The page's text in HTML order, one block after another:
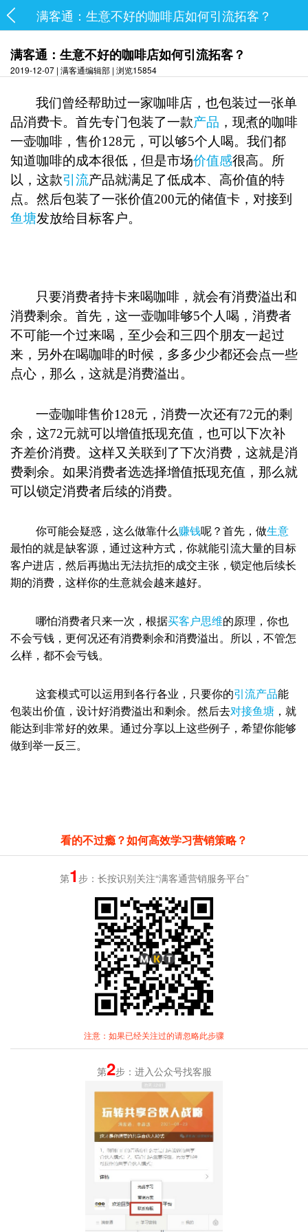
满客通：生意不好的咖啡店如何引流拓客？
满客通：生意不好的咖啡店如何引流拓客？
2019-12-07 | 满客通编辑部 | 浏览15854
我们曾经帮助过一家咖啡店，也包装过一张单
品消费卡。首先专门包装了一款产品 ，现煮的咖啡
一壶咖啡，售价128元，可以够5个人喝。我们都
知道咖啡的成本很低，但是市场价值感很高。所
以，这款引流产品就满足了低成本、高价值的特
点。然后包装了一张价值200元的储值卡，对接到
鱼塘发放给目标客户。
只要消费者持卡来喝咖啡，就会有消费溢出和
消费剩余。首先，这一壶咖啡够5个人喝，消费者
不可能一个过来喝，至少会和三四个朋友一起过
来，另外在喝咖啡的时候，多多少少都还会点一些
点心，那么，这就是消费溢出。
一壶咖啡售价128元，消费一次还有72元的剩
余，这72元就可以增值抵现充值，也可以下次补
齐差价消费。这样又关联到了下次消费，这就是消
费剩余。如果消费者选选择增值抵现充值，那么就
可以锁定消费者后续的消费。
你可能会疑惑，这么做靠什么赚钱呢？首先，做生意
最怕的就是缺客源，通过这种方式，你就能引流大量的目标
客户进店，然后再抛出无法抗拒的成交主张，锁定他后续长
期的消费，这样你的生意就会越来越好。
哪怕消费者只来一次，根据买客户思维的原理，你也
不会亏钱，更何况还有消费剩余和消费溢出。所以，不管怎
么样，都不会亏钱。
这套模式可以运用到各行各业，只要你的引流产品能
包装出价值，设计好消费溢出和剩余。然后去对接鱼塘 ，就
能达到非常好的效果。通过分享以上这些例子，希望你能够
做到举一反三。
看的不过瘾？如何高效学习营销策略？
第1 步：长按识别关注“满客通营销服务平台”
注意：如果已经关注过的请忽略此步骤
第2步：进入公众号找客服